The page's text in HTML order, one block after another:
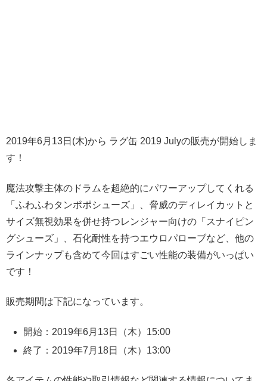
2019年6月13日(木)から ラグ缶 2019 Julyの販売が開始しま
す！
魔法攻撃主体のドラムを超絶的にパワーアップしてくれる
「ふわふわタンポポシューズ」、脅威のディレイカットと
サイズ無視効果を併せ持つレンジャー向けの「スナイピン
グシューズ」、石化耐性を持つエウロパローブなど、他の
ラインナップも含めて今回はすごい性能の装備がいっぱい
です！
販売期間は下記になっています。
開始：2019年6月13日（木）15:00
終了：2019年7月18日（木）13:00